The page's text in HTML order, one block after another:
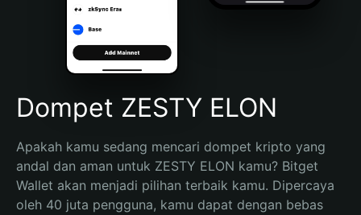
Português (Brasil)
Español (Argentina)
Dompet ZESTY ELON
Apakah kamu sedang mencari dompet kripto yang
andal dan aman untuk ZESTY ELON kamu? Bitget
Wallet akan menjadi pilihan terbaik kamu. Dipercaya
oleh 40 juta pengguna, kamu dapat dengan bebas